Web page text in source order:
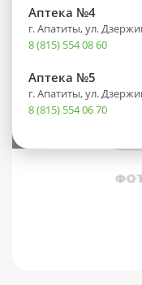
Аптека №4
г. Апатиты, ул.
8 (815) 554 08 60
Аптека №5
г. Апатиты, ул.
8 (815) 554 06 70